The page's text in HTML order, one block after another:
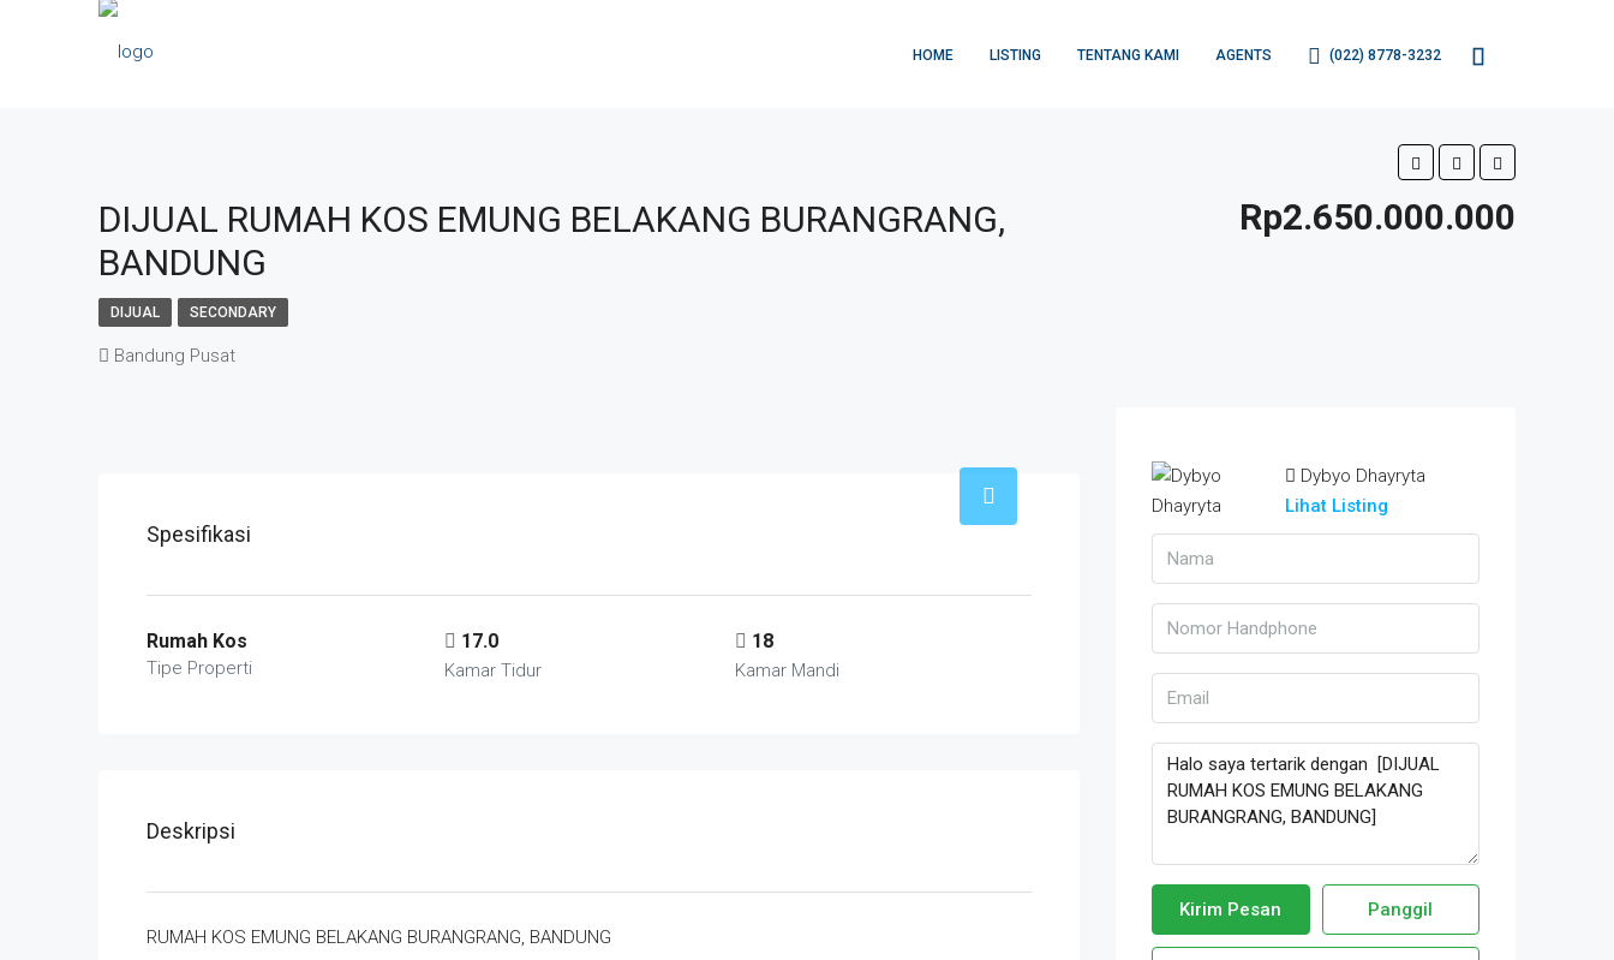
HOME LISTING TENTANG KAMI AGENTS (022) 8778-3232
DIJUAL RUMAH KOS EMUNG BELAKANG BURANGRANG,
BANDUNG
Rp2.650.000.000
DIJUAL SECONDARY
Bandung Pusat
Spesifikasi
Rumah Kos
Tipe Properti
17.0
Kamar Tidur
18
Kamar Mandi
Deskripsi
RUMAH KOS EMUNG BELAKANG BURANGRANG, BANDUNG
Dybyo Dhayryta
Lihat Listing
Kirim Pesan Panggil